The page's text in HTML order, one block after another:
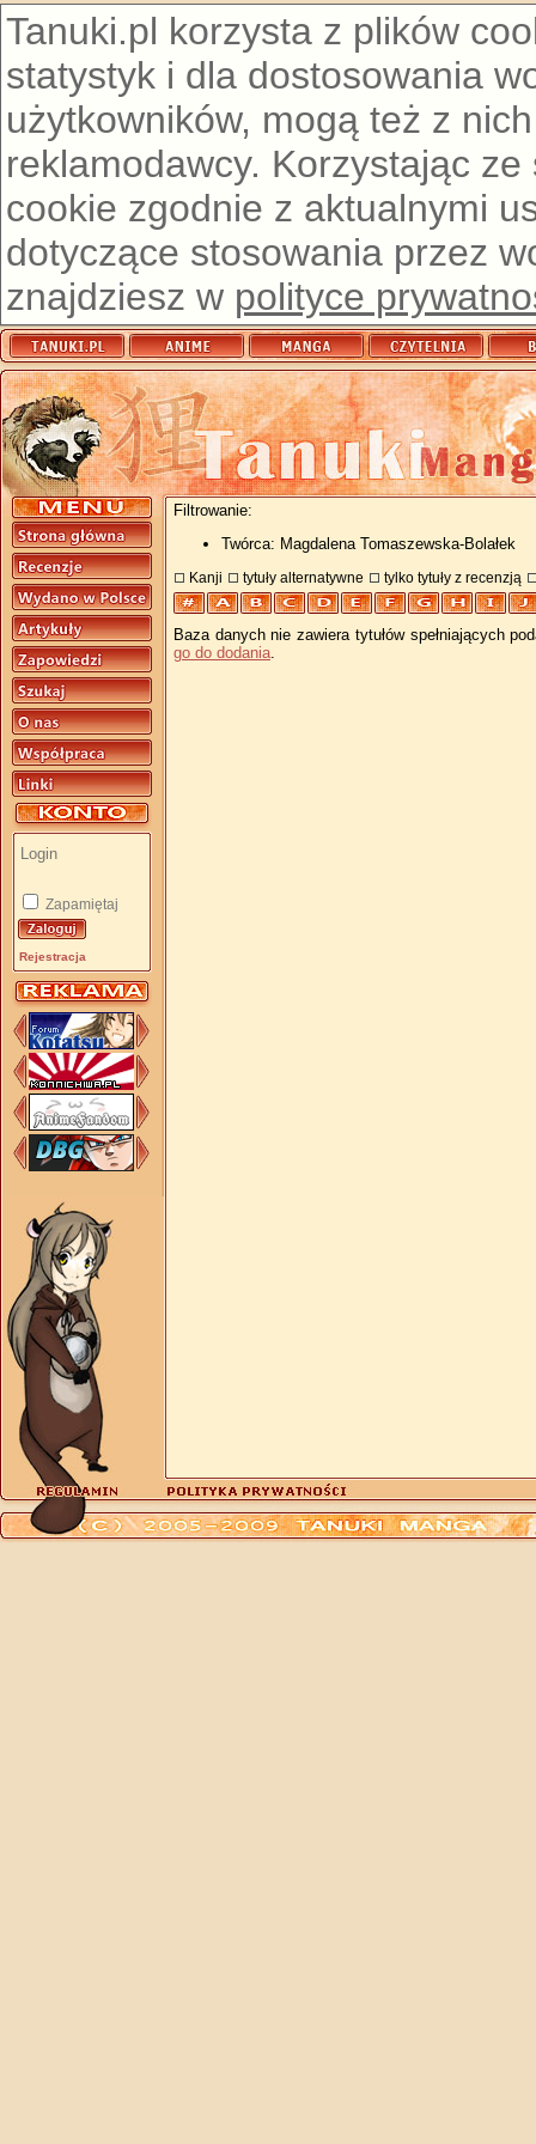
Tanuki.pl korzysta z plików
statystyk i dla dostosowania
użytkowników, mogą też z
reklamodawcy. Korzystając
cookie zgodnie z aktualnymi
dotyczące stosowania przez
znajdziesz w polityce
Zapamiętaj
Rejestracja
Filtrowanie:
Twórca: Magdalena Tomaszewska-Bolałek
Kanji tytuły alternatywne tylko tytuły z recenzją
Baza danych nie zawiera tytułów spełniających
go do dodania.